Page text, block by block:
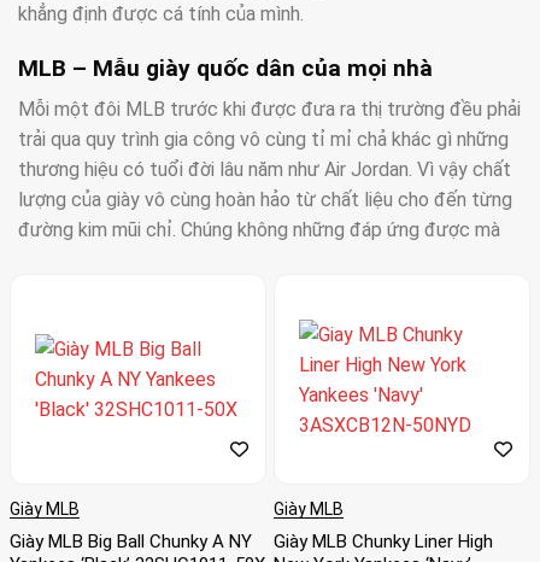
khẳng định được cá tính của mình.
MLB – Mẫu giày quốc dân của mọi nhà
Mỗi một đôi MLB trước khi được đưa ra thị trường đều phải
trải qua quy trình gia công vô cùng tỉ mỉ chả khác gì những
thương hiệu có tuổi đời lâu năm như Air Jordan. Vì vậy chất
lượng của giày vô cùng hoàn hảo từ chất liệu cho đến từng
đường kim mũi chỉ. Chúng không những đáp ứng được mà
MLB là từ viết tắt của Major League Baseball, là tổ chức
thể thao chuyên nghiệp của môn bóng chày. Đây cũng là tổ
chức lâu đời nhất trong bốn liên đoàn thể thao chuyên
nghiệp chính ở Hoa Kỳ và Canada. Major League Baseball có
Canada.
Giày MLB
Giày MLB Big Ball Chunky A NY
Giày MLB
Giày MLB Chunky Liner High